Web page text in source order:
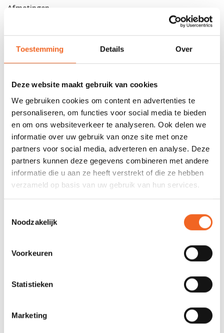
Toestemming Details Over
Deze website maakt gebruik van cookies
We gebruiken cookies om content en advertenties te
personaliseren, om functies voor social media te bieden
en om ons websiteverkeer te analyseren. Ook delen we
informatie over uw gebruik van onze site met onze
partners voor social media, adverteren en analyse. Deze
partners kunnen deze gegevens combineren met andere
informatie die u aan ze heeft verstrekt of die ze hebben
verzameld op basis van uw gebruik van hun services.
Noodzakelijk
Voorkeuren
Statistieken
Marketing
Afmetingen
Breedte: 74 mm
Opening: 24 mm
REVIEWS
Nog niet gewaardeerd
0 sterren op basis van 0 beoordelingen
JE BEOORDELING TOEVOEGEN
GERELATEERDE PRODUCTEN